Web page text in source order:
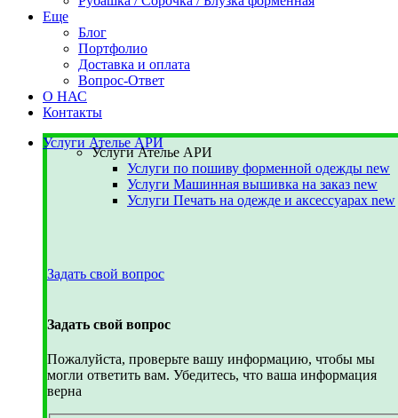
Еще
Блог
Портфолио
Доставка и оплата
Вопрос-Ответ
О НАС
Контакты
Услуги Ателье АРИ
Услуги Ателье АРИ
Услуги по пошиву форменной одежды new
Услуги Машинная вышивка на заказ new
Услуги Печать на одежде и аксессуарах new
Задать свой вопрос
Задать свой вопрос
Пожалуйста, проверьте вашу информацию, чтобы мы
могли ответить вам. Убедитесь, что ваша информация
верна